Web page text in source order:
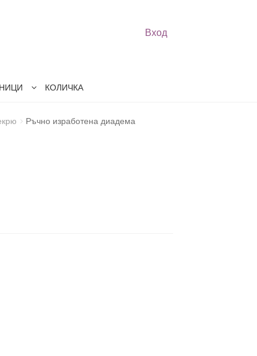
Вход
КОЛИЧКА
Ръчно изработена диадема